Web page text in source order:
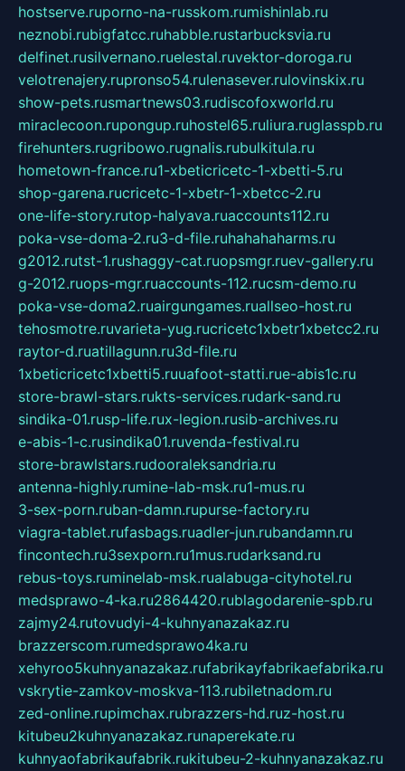
hostserve.ruporno-na-russkom.rumishinlab.ru
neznobi.rubigfatcc.ruhabble.rustarbucksvia.ru
delfinet.rusilvernano.ruelestal.ruvektor-doroga.ru
velotrenajery.rupronso54.rulenasever.rulovinskix.ru
show-pets.rusmartnews03.rudiscofoxworld.ru
miraclecoon.rupongup.ruhostel65.ruliura.ruglasspb.ru
firehunters.rugribowo.rugnalis.rubulkitula.ru
hometown-france.ru1-xbeticricetc-1-xbetti-5.ru
shop-garena.rucricetc-1-xbetr-1-xbetcc-2.ru
one-life-story.rutop-halyava.ruaccounts112.ru
poka-vse-doma-2.ru3-d-file.ruhahahaharms.ru
g2012.rutst-1.rushaggy-cat.ruopsmgr.ruev-gallery.ru
g-2012.ruops-mgr.ruaccounts-112.rucsm-demo.ru
poka-vse-doma2.ruairgungames.ruallseo-host.ru
tehosmotre.ruvarieta-yug.rucricetc1xbetr1xbetcc2.ru
raytor-d.ruatillagunn.ru3d-file.ru
1xbeticricetc1xbetti5.ruuafoot-statti.rue-abis1c.ru
store-brawl-stars.rukts-services.rudark-sand.ru
sindika-01.rusp-life.rux-legion.rusib-archives.ru
e-abis-1-c.rusindika01.ruvenda-festival.ru
store-brawlstars.rudooraleksandria.ru
antenna-highly.rumine-lab-msk.ru1-mus.ru
3-sex-porn.ruban-damn.rupurse-factory.ru
viagra-tablet.rufasbags.ruadler-jun.rubandamn.ru
fincontech.ru3sexporn.ru1mus.rudarksand.ru
rebus-toys.ruminelab-msk.rualabuga-cityhotel.ru
medsprawo-4-ka.ru2864420.rublagodarenie-spb.ru
zajmy24.rutovudyi-4-kuhnyanazakaz.ru
brazzerscom.rumedsprawo4ka.ru
xehyroo5kuhnyanazakaz.rufabrikayfabrikaefabrika.ru
vskrytie-zamkov-moskva-113.rubiletnadom.ru
zed-online.rupimchax.rubrazzers-hd.ruz-host.ru
kitubeu2kuhnyanazakaz.runaperekate.ru
kuhnyaofabrikaufabrik.rukitubeu-2-kuhnyanazakaz.ru